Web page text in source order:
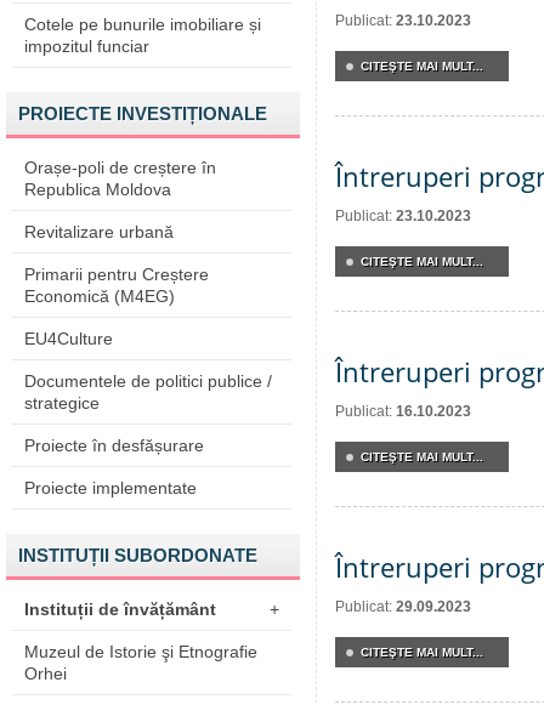
Cotele pe bunurile imobiliare și
impozitul funciar
PROIECTE INVESTIȚIONALE
Orașe-poli de creștere în
Republica Moldova
Revitalizare urbană
Primarii pentru Creștere
Economică (M4EG)
EU4Culture
Documentele de politici publice /
strategice
Proiecte în desfășurare
Proiecte implementate
INSTITUȚII SUBORDONATE
Instituții de învățământ +
Muzeul de Istorie şi Etnografie
Orhei
Publicat: 23.10.2023
CITEŞTE MAI MULT...
Întreruperi
Publicat: 23.10.2023
CITEŞTE MAI MULT...
Întreruperi
Publicat: 16.10.2023
CITEŞTE MAI MULT...
Întreruperi
Publicat: 29.09.2023
CITEŞTE MAI MULT...